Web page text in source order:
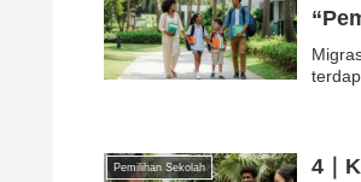
Pemilihan Sekolah
4｜